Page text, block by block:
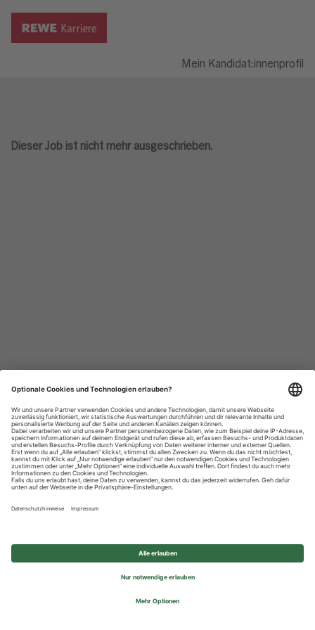
Mein Kandidat:innenprofil
Dieser Job ist nicht mehr ausgeschrieben.
Datenschutzhinweise
Impressum
Privatsphäre-Einstellungen
© 2026 REWE Group - All rights reserved